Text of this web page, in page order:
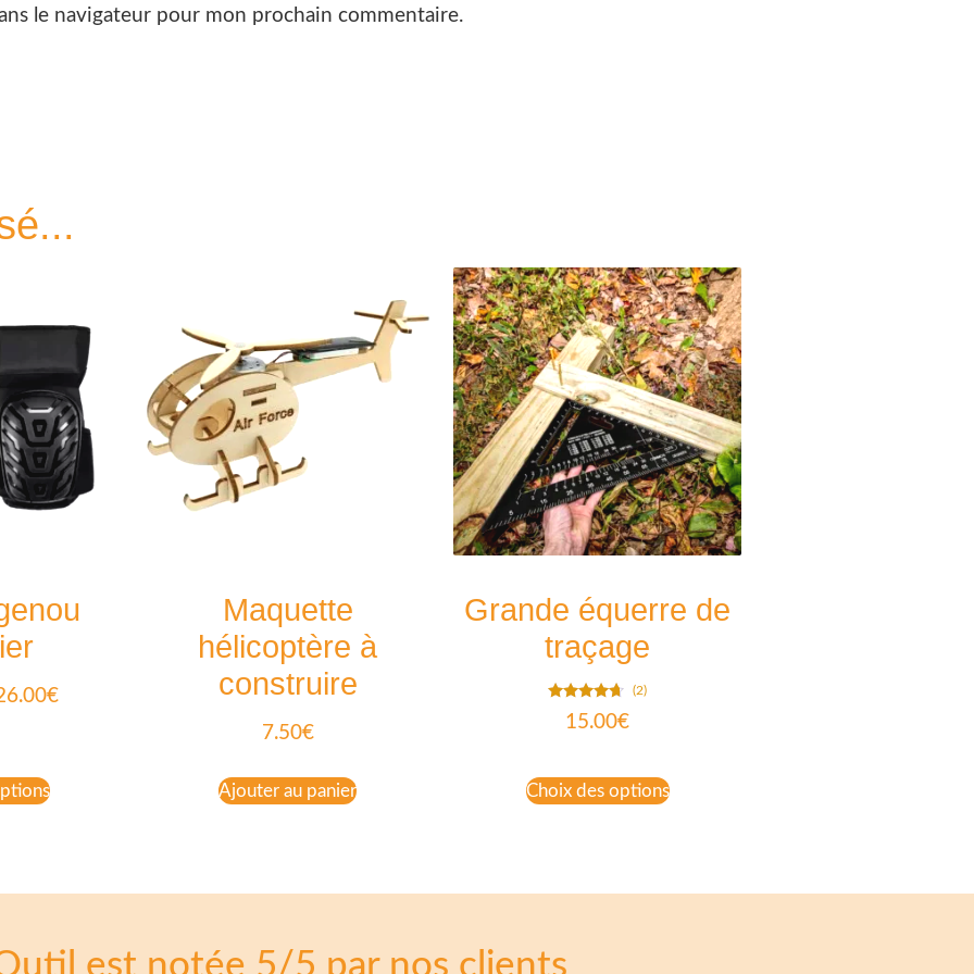
le navigateur pour mon prochain commentaire.
€
Maquette
hélicoptère à
construire
7.50€
Ajouter au panier
Grande équerre de
traçage
Note
4.50
(2)
15.00€
Choix des options
est notée 5/5 par nos clients